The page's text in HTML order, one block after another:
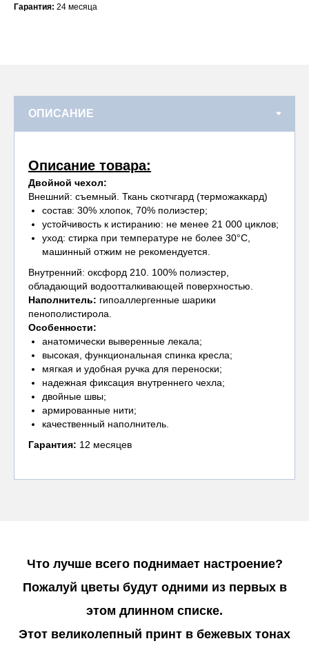
Гарантия: 24 месяца
Описание товара:
Двойной чехол:
Внешний: съемный. Ткань скотчгард (терможаккард)
состав: 30% хлопок, 70% полиэстер;
устойчивость к истиранию: не менее 21 000 циклов;
уход: стирка при температуре не более 30°С,
машинный отжим не рекомендуется.
Внутренний: оксфорд 210. 100% полиэстер,
обладающий водоотталкивающей поверхностью.
Наполнитель: гипоаллергенные шарики
пенополистирола.
Особенности:
анатомически выверенные лекала;
высокая, функциональная спинка кресла;
мягкая и удобная ручка для переноски;
надежная фиксация внутреннего чехла;
двойные швы;
армированные нити;
качественный наполнитель.
Гарантия: 12 месяцев
Что лучше всего поднимает настроение?
Пожалуй цветы будут одними из первых в
этом длинном списке.
Этот великолепный принт в бежевых тонах